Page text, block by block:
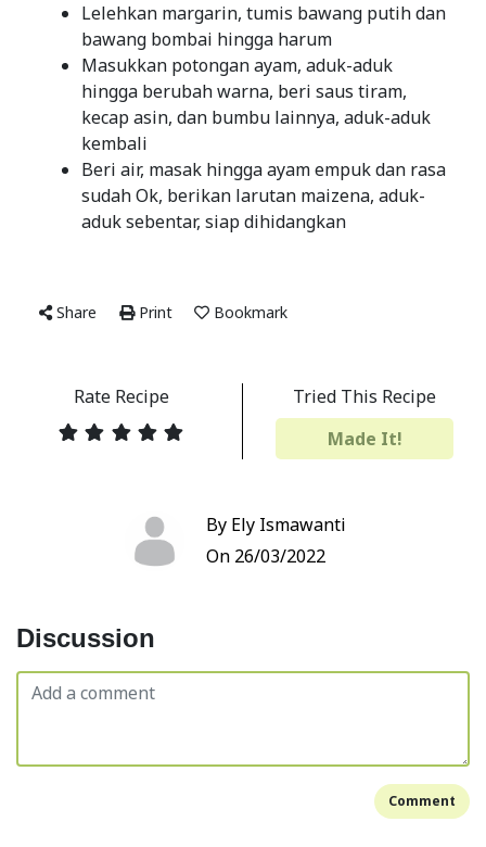
Lelehkan margarin, tumis bawang putih dan
bawang bombai hingga harum
Masukkan potongan ayam, aduk-aduk
hingga berubah warna, beri saus tiram,
kecap asin, dan bumbu lainnya, aduk-aduk
kembali
Beri air, masak hingga ayam empuk dan rasa
sudah Ok, berikan larutan maizena, aduk-
aduk sebentar, siap dihidangkan
Share Print Bookmark
Rate Recipe
Tried This Recipe
Made It!
By Ely Ismawanti
On 26/03/2022
Discussion
Comment